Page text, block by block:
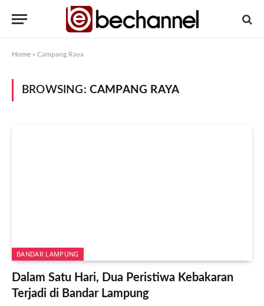
Home » Campang Raya
BROWSING: CAMPANG RAYA
BANDAR LAMPUNG
Dalam Satu Hari, Dua Peristiwa Kebakaran
Terjadi di Bandar Lampung